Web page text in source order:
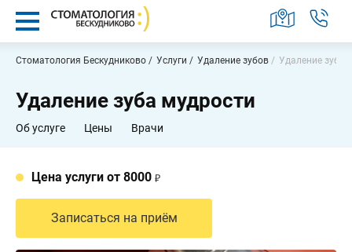
Стоматология Бескудниково Услуги Удаление зубов Удаление зуба
Об услуге Цены Врачи
Удаление зуба мудрости
Цена услуги от 8000
Записаться на приём
Заказать звонок
Москва,
2А
Пн-
Вс
21:00
Найти услугу, врача или статью